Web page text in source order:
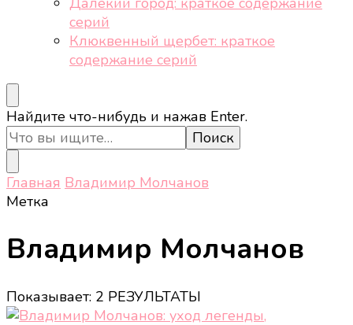
серий
Клюквенный щербет: краткое
содержание серий
Ищите
что-
то?
Найдите что-нибудь и нажав Enter.
Главная Владимир Молчанов
Метка
Владимир Молчанов
Показывает: 2 РЕЗУЛЬТАТЫ